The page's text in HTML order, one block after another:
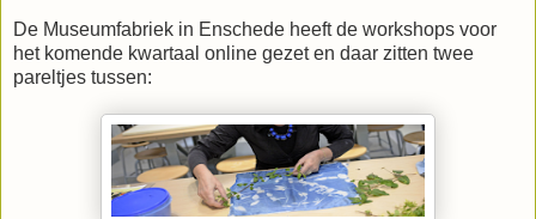
De Museumfabriek in Enschede heeft de workshops voor
het komende kwartaal online gezet en daar zitten twee
pareltjes tussen: